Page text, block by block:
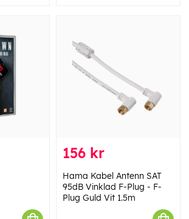
156 kr
Hama Kabel Antenn SAT
95dB Vinklad F-Plug - F-
Plug Guld Vit 1.5m